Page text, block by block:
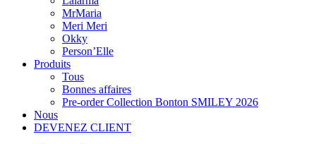
MrMaria
Meri Meri
Okky
Person’Elle
Produits
Tous
Bonnes affaires
Pre-order Collection Bonton SMILEY 2026
Nous
DEVENEZ CLIENT